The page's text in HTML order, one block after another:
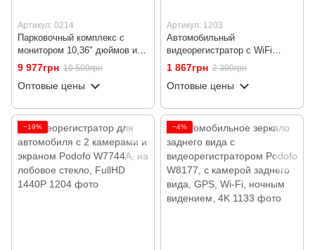
Артикул: 0214
Парковочный комплекс с
монитором 10,36" дюймов и 4
камерами заднего вида
Podofo A3209, с
видеорегистратором,
9 977грн 10 500грн
Оптовые цены
Артикул: 1203
Автомобильный
видеорегистратор с WiFi
доступом Podofo W7758 и
поворотной камерой, FullHD
1080P
1 867грн 2 300грн
Оптовые цены
−19% −4%